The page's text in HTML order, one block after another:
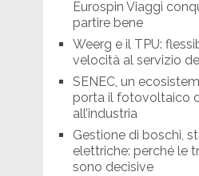
Eurospin Viaggi
partire bene
Weerg e il TPU:
velocità al servizio
SENEC, un
porta il fotovoltaico
all’industria
Gestione di boschi,
elettriche: perché le
sono decisive